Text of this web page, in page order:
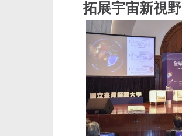
拓展宇宙新視野